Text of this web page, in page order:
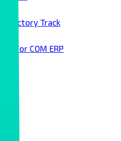
Factory Track
Infor COM ERP